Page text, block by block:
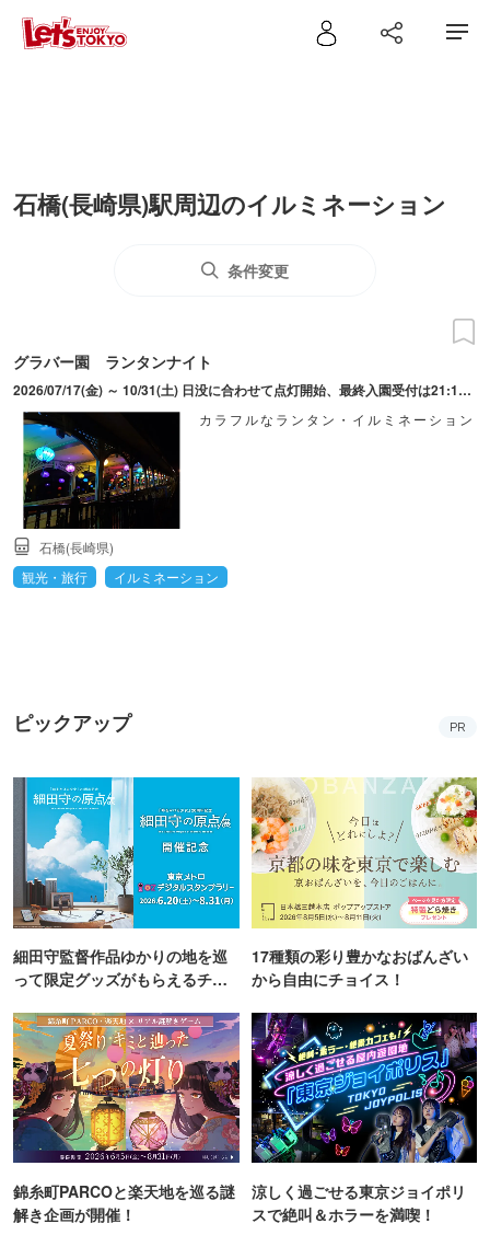
石橋(長崎県)駅周辺のイルミネーション
条件変更
グラバー園 ランタンナイト
2026/07/17(金) ～ 10/31(土) 日没に合わせて点灯開始、最終入園受付は21:10まで ※10/12(月)以降の日曜日～木曜日は20:00までの点灯(19:40最終入園)、10/21(水)は18:00閉園のため点灯未実施
カラフルなランタン・イルミネーション
石橋(長崎県)
観光・旅行
イルミネーション
ピックアップ PR
細田守監督作品ゆかりの地を巡
って限定グッズがもらえるチャ
17種類の彩り豊かなおばんざい
から自由にチョイス！
錦糸町PARCOと楽天地を巡る謎
解き企画が開催！
涼しく過ごせる東京ジョイポリ
スで絶叫＆ホラーを満喫！